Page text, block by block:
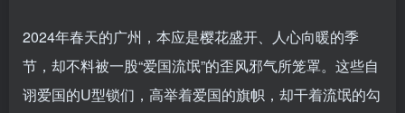
2024年春天的广州，本应是樱花盛开、人心向暖的季
节，却不料被一股“爱国流氓”的歪风邪气所笼罩。这些自
诩爱国的U型锁们，高举着爱国的旗帜，却干着流氓的勾